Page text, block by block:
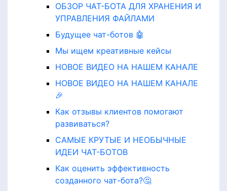
ОБЗОР ЧАТ-БОТА ДЛЯ ХРАНЕНИЯ И
УПРАВЛЕНИЯ ФАЙЛАМИ
Будущее чат-ботов 🤖
Мы ищем креативные кейсы
НОВОЕ ВИДЕО НА НАШЕМ КАНАЛЕ
НОВОЕ ВИДЕО НА НАШЕМ КАНАЛЕ
🎉
Как отзывы клиентов помогают
развиваться?
САМЫЕ КРУТЫЕ И НЕОБЫЧНЫЕ
ИДЕИ ЧАТ-БОТОВ
Как оценить эффективность
созданного чат-бота?🤔